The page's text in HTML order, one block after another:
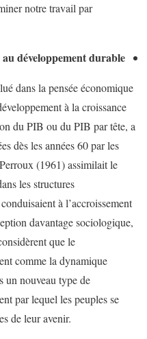
notre travail par
développement durable.
dans la pensée économique
à la croissance
du PIB ou du PIB par tête, a
dès les années 60 par les
(1961) assimilait le
les structures
à l’accroissement
davantage sociologique,
que le
comme la dynamique
un nouveau type de
par lequel les peuples se
de leur avenir.